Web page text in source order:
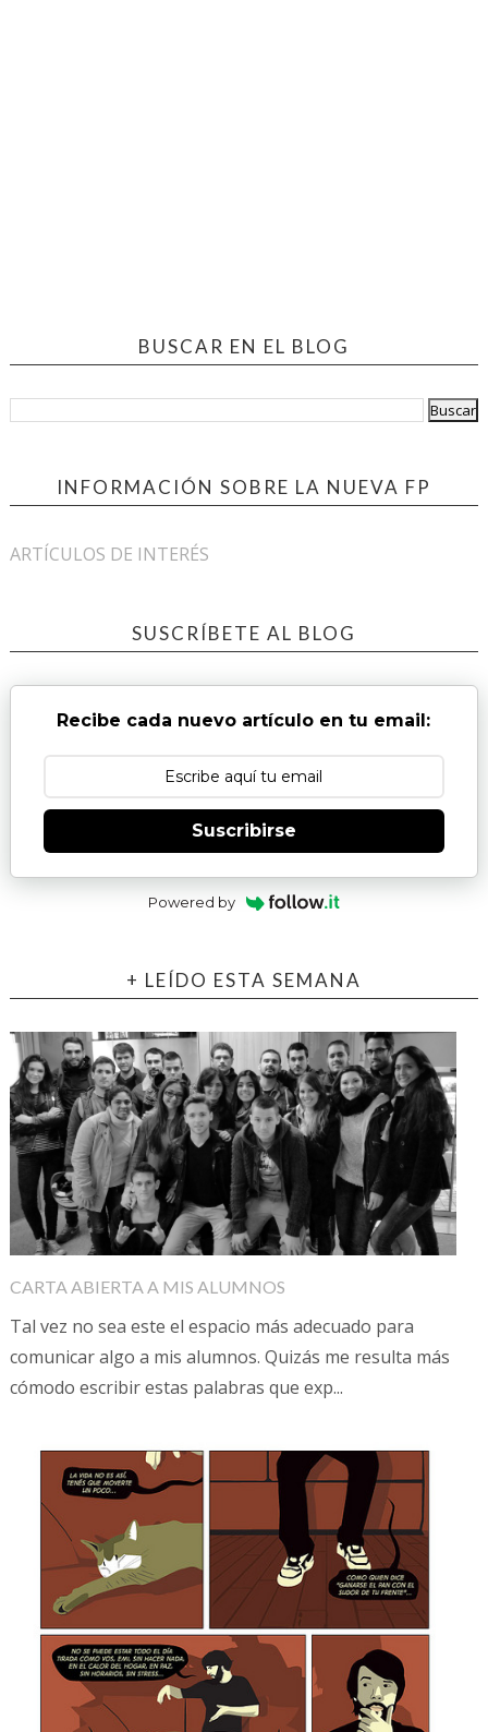
BUSCAR EN EL BLOG
INFORMACIÓN SOBRE LA NUEVA FP
ARTÍCULOS DE INTERÉS
SUSCRÍBETE AL BLOG
Recibe cada nuevo artículo en tu email:
Suscribirse
Powered by
+ LEÍDO ESTA SEMANA
CARTA ABIERTA A MIS ALUMNOS
Tal vez no sea este el espacio más adecuado para
comunicar algo a mis alumnos. Quizás me resulta más
cómodo escribir estas palabras que exp...